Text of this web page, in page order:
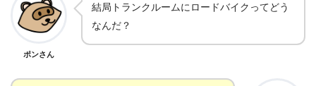
ポンさん
結局トランクルームにロードバイクってどう
なんだ？